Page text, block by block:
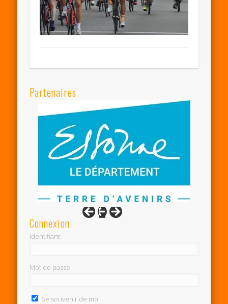
Partenaires
Connexion
Identifiant
Mot de passe
Se souvenir de moi